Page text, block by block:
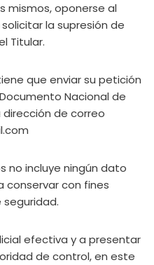
mismos, oponerse al
la supresión de
Titular.
que enviar su petición
Nacional de
de correo
no incluye ningún dato
conservar con fines
efectiva y a presentar
de control, en este